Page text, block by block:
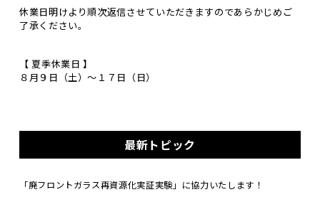
休業日明けより順次返信させていただきますのであらかじめご
了承ください。
【 夏季休業日 】
８月９日（土）～１７日（日）
最新トピック
「廃フロントガラス再資源化実証実験」に協力いたします！